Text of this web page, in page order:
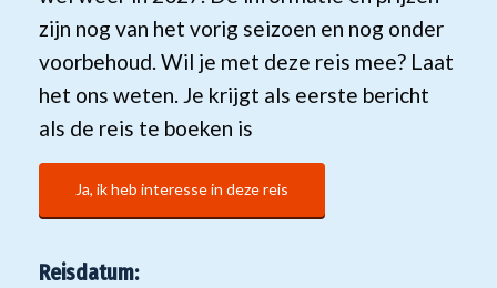
zijn nog van het vorig seizoen en nog onder
voorbehoud. Wil je met deze reis mee? Laat
het ons weten. Je krijgt als eerste bericht
als de reis te boeken is
Ja, ik heb interesse in deze reis
Reisdatum: